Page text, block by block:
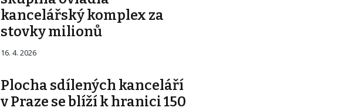
kancelářský komplex za
stovky milionů
16. 4. 2026
Plocha sdílených kanceláří
v Praze se blíží k hranici 150